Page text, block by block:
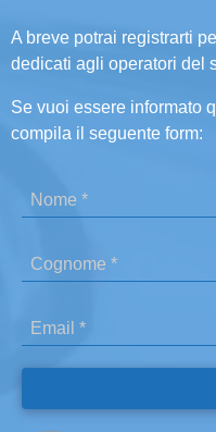
A breve potrai registrarti
dedicati agli operatori del
Se vuoi essere informato
compila il seguente form: